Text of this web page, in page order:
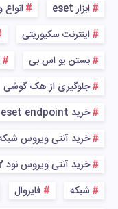
ابزار eset
اینترنت سکیوریتی
بستن یو اس بی
جلوگیری از هک گوشی
خرید eset endpoint
خرید آنتی ویروس
خرید آنتی ویروس نود 32 نسخه سرور
شبکه
فایروال